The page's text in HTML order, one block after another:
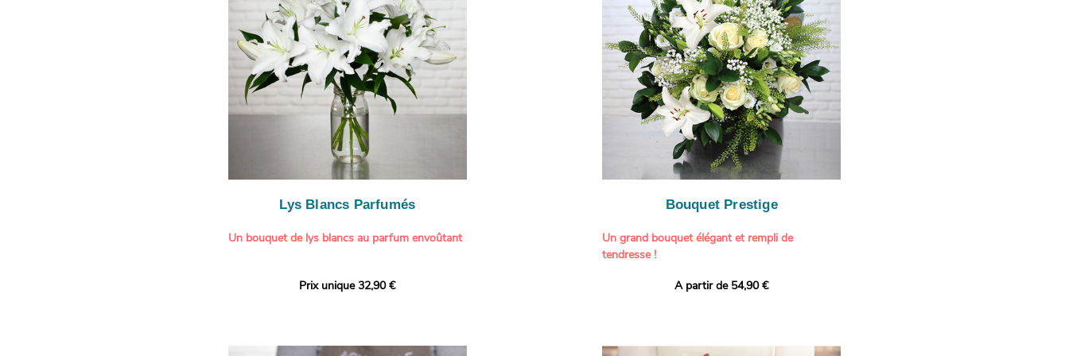
- Gâter un proche pour son anniversaire
- Célébrer une occasion spéciale
- Faire plaisir à un amateur d'art et de peinture
- Exprimer une atmosphère méditerranéenne et
colorée dans votre intérieur.
Tableau : Paul Signac,Vue de Saint-Tropez,
coucher de soleil au bois de pins, 1888
Crédits photo :classicpaintings / Alamy Stock
particulière à un proche.
Il contient :
- Des hortensias colorés (les couleurs peuvent
varier selon l’arrivage)
- Des fleurs à grosse tête, au charme intemporel
À offrir pour :
- Célébrer un anniversaire
- Remercier avec panache
- Apporter une touche florale à une maison de
Lys Blancs Parfumés
Un bouquet de lys blancs au parfum envoûtant
élégante composition de lys blancs signée
Prix unique 32,90 €
Bouquet Prestige
Un grand bouquet élégant et rempli de
tendresse !
Offrez un instant de douceur avec ce bouquet
A partir de 54,90 €